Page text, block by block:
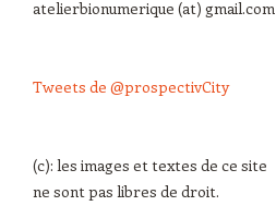
atelierbionumerique (at) gmail.com
Tweets de @prospectivCity
(c): les images et textes de ce site
ne sont pas libres de droit.